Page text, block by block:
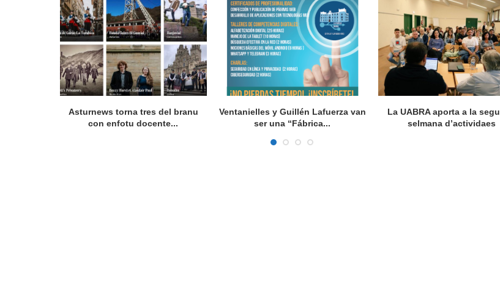
Asturnews torna tres del branu
con enfotu docente...
Ventanielles y Guillén Lafuerza van
ser una “Fábrica...
La UABRA aporta a la
selmana d’actividaes